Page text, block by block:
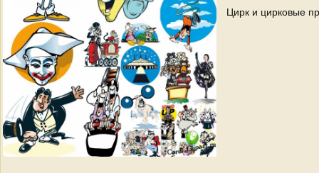
Цирк и цирковые